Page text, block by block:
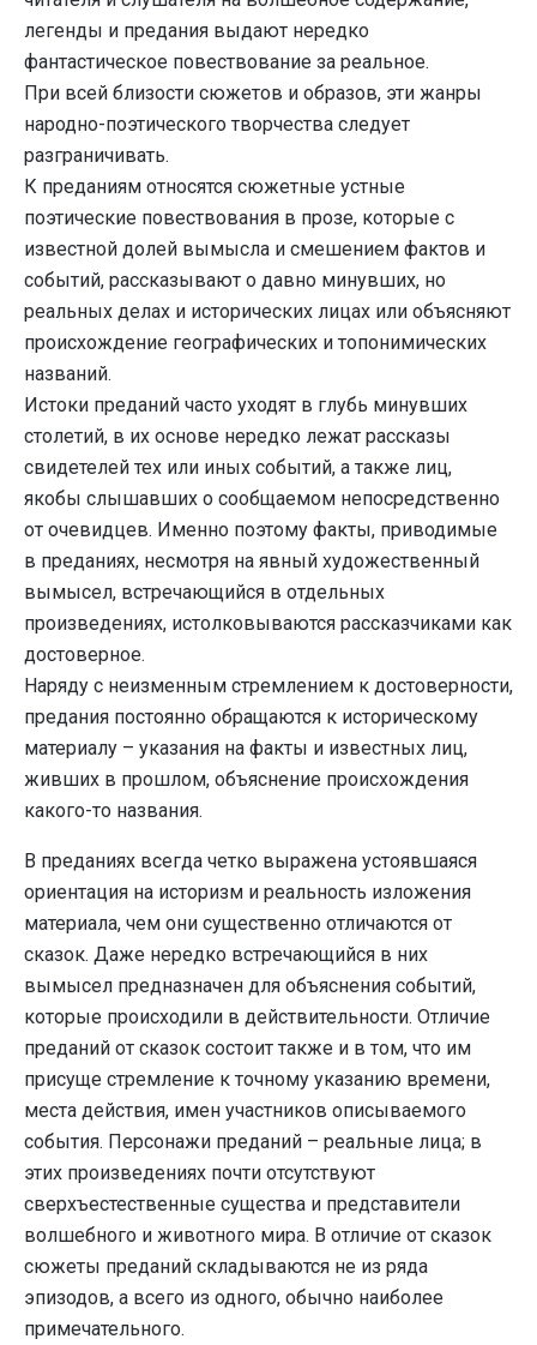
легенды и предания выдают нередко
фантастическое повествование за реальное.
При всей близости сюжетов и образов, эти жанры
народно-поэтического творчества следует
разграничивать.
К преданиям относятся сюжетные устные
поэтические повествования в прозе, которые с
известной долей вымысла и смешением фактов и
событий, рассказывают о давно минувших, но
реальных делах и исторических лицах или объясняют
происхождение географических и топонимических
названий.
Истоки преданий часто уходят в глубь минувших
столетий, в их основе нередко лежат рассказы
свидетелей тех или иных событий, а также лиц,
якобы слышавших о сообщаемом непосредственно
от очевидцев. Именно поэтому факты, приводимые
в преданиях, несмотря на явный художественный
вымысел, встречающийся в отдельных
произведениях, истолковываются рассказчиками как
достоверное.
Наряду с неизменным стремлением к достоверности,
предания постоянно обращаются к историческому
материалу – указания на факты и известных лиц,
живших в прошлом, объяснение происхождения
какого-то названия.
В преданиях всегда четко выражена устоявшаяся
ориентация на историзм и реальность изложения
материала, чем они существенно отличаются от
сказок. Даже нередко встречающийся в них
вымысел предназначен для объяснения событий,
которые происходили в действительности. Отличие
преданий от сказок состоит также и в том, что им
присуще стремление к точному указанию времени,
места действия, имен участников описываемого
события. Персонажи преданий – реальные лица; в
этих произведениях почти отсутствуют
сверхъестественные существа и представители
волшебного и животного мира. В отличие от сказок
сюжеты преданий складываются не из ряда
эпизодов, а всего из одного, обычно наиболее
примечательного.